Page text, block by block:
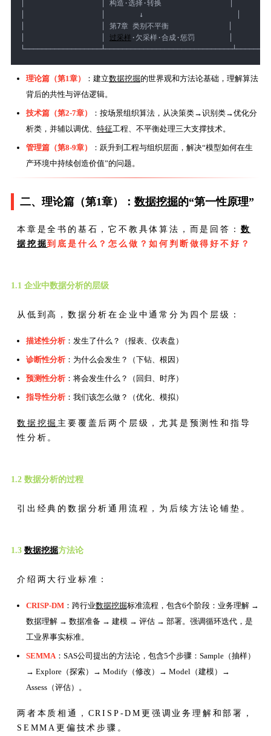
│                  │ 构造·选择·转换                │
│                  │        ↓                      │
│                  │ 第7章 类别不平衡              │
过采样 ·欠采样·合成·惩罚        │
理论篇（第1章） ：建立数据挖掘的世界观和方法论基础，理解算法
背后的共性与评估逻辑。
技术篇（第2-7章）
：按场景组织算法，从决策类→识别类→优化分
析类，并辅以调优、 特征工程、不平衡处理三大支撑技术。
管理篇（第8-9章）
：跃升到工程与组织层面，解决“模型如何在生
产环境中持续创造价值”的问题。
二、理论篇（第1章）： 数据挖掘的“第一性原理”
本章是全书的基石，它不教具体算法，而是回答： 数
据挖掘到底是什么？怎么做？如何判断做得好不好？
1.1 企业中数据分析的层级
从低到高，数据分析在企业中通常分为四个层级：
描述性分析 ：发生了什么？（报表、仪表盘）
诊断性分析 ：为什么会发生？（下钻、根因）
预测性分析 ：将会发生什么？（回归、时序）
指导性分析 ：我们该怎么做？（优化、模拟）
数据挖掘 主要覆盖后两个层级，尤其是预测性和指导
性分析。
1.2 数据分析的过程
引出经典的数据分析通用流程，为后续方法论铺垫。
1.3 数据挖掘方法论
介绍两大行业标准：
CRISP-DM ：跨行业数据挖掘标准流程，包含6个阶段：业务理解 →
数据理解 → 数据准备 → 建模 → 评估 → 部署。强调循环迭代，是
工业界事实标准。
SEMMA：SAS公司提出的方法论，包含5个步骤：Sample（抽样）
→ Explore（探索）→ Modify（修改）→ Model（建模）→
Assess（评估）。
两者本质相通，CRISP-DM更强调业务理解和部署，
SEMMA更偏技术步骤。